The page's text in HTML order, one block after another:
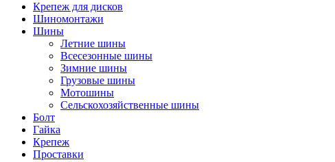
Крепеж для дисков
Шиномонтажи
Шины
Летние шины
Всесезонные шины
Зимние шины
Грузовые шины
Мотошины
Сельскохозяйственные шины
Болт
Гайка
Крепеж
Проставки